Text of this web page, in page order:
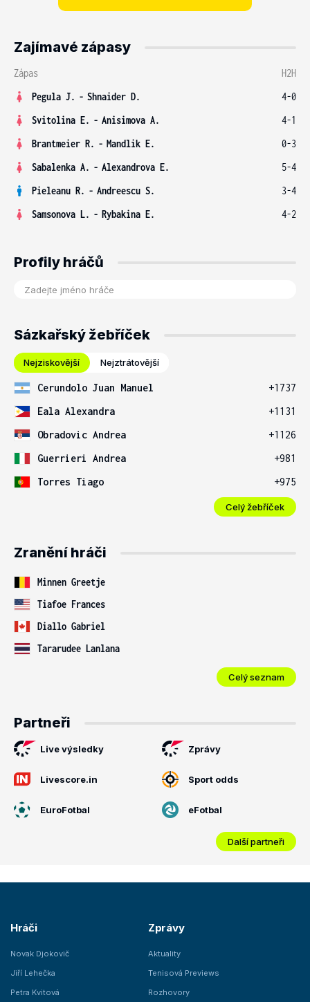
Zajímavé zápasy
Zápas
H2H
Pegula J. - Shnaider D.
4-0
Svitolina E. - Anisimova A.
4-1
Brantmeier R. - Mandlik E.
0-3
Sabalenka A. - Alexandrova E.
5-4
Pieleanu R. - Andreescu S.
3-4
Samsonova L. - Rybakina E. 4-2
Profily hráčů
Sázkařský žebříček
Nejziskovější Nejztrátovější
Cerundolo Juan Manuel
+1737
Eala Alexandra
+1131
Obradovic Andrea
+1126
Guerrieri Andrea
+981
Torres Tiago
+975
Celý žebříček
Zranění hráči
Minnen Greetje
Tiafoe Frances
Diallo Gabriel
Tararudee Lanlana
Celý seznam
Partneři
Live výsledky Zprávy
Livescore.in Sport odds
EuroFotbal eFotbal
Další partneři
Hráči
Novak Djokovič
Jiří Lehečka
Petra Kvitová
Zprávy
Aktuality
Tenisová Previews
Rozhovory